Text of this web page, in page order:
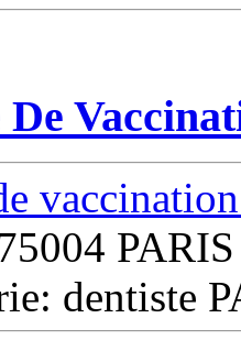
PARIS
dentiste